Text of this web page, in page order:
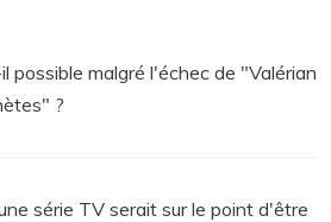
possible malgré l'échec de "Valérian
?
série TV serait sur le point d'être